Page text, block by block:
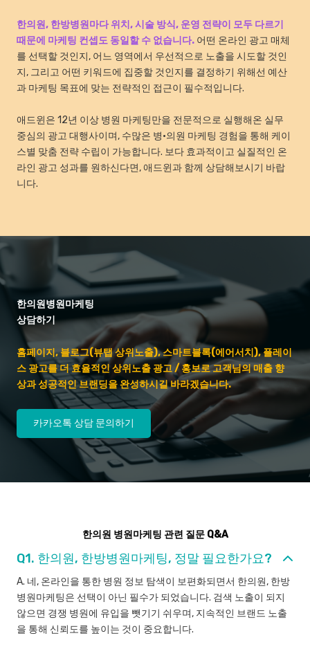
한의원, 한방병원마다 위치, 시술 방식, 운영 전략이 모두 다르기
때문에 마케팅 컨셉도 동일할 수 없습니다. 어떤 온라인 광고 매체
를 선택할 것인지, 어느 영역에서 우선적으로 노출을 시도할 것인
지, 그리고 어떤 키워드에 집중할 것인지를 결정하기 위해선 예산
과 마케팅 목표에 맞는 전략적인 접근이 필수적입니다.
애드윈은 12년 이상 병원 마케팅만을 전문적으로 실행해온 실무
중심의 광고 대행사이며, 수많은 병·의원 마케팅 경험을 통해 케이
스별 맞춤 전략 수립이 가능합니다. 보다 효과적이고 실질적인 온
라인 광고 성과를 원하신다면, 애드윈과 함께 상담해보시기 바랍
니다.
한의원병원마케팅
상담하기
홈페이지, 블로그(뷰탭 상위노출), 스마트블록(에어서치), 플레이
스 광고를 더 효율적인 상위노출 광고 / 홍보로 고객님의 매출 향
상과 성공적인 브랜딩을 완성하시길 바라겠습니다.
카카오톡 상담 문의하기
한의원 병원마케팅 관련 질문 Q&A
Q1. 한의원, 한방병원마케팅, 정말 필요한가요?
A. 네, 온라인을 통한 병원 정보 탐색이 보편화되면서 한의원, 한방
병원마케팅은 선택이 아닌 필수가 되었습니다. 검색 노출이 되지
않으면 경쟁 병원에 유입을 뺏기기 쉬우며, 지속적인 브랜드 노출
을 통해 신뢰도를 높이는 것이 중요합니다.